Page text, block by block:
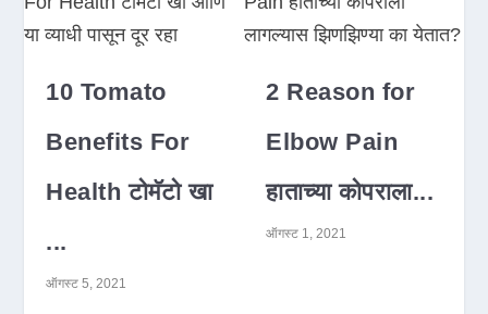
10 Tomato
Benefits For
Health टोमॅटो खा
...
ऑगस्ट 5, 2021
2 Reason for
Elbow Pain
हाताच्या कोपराला...
ऑगस्ट 1, 2021